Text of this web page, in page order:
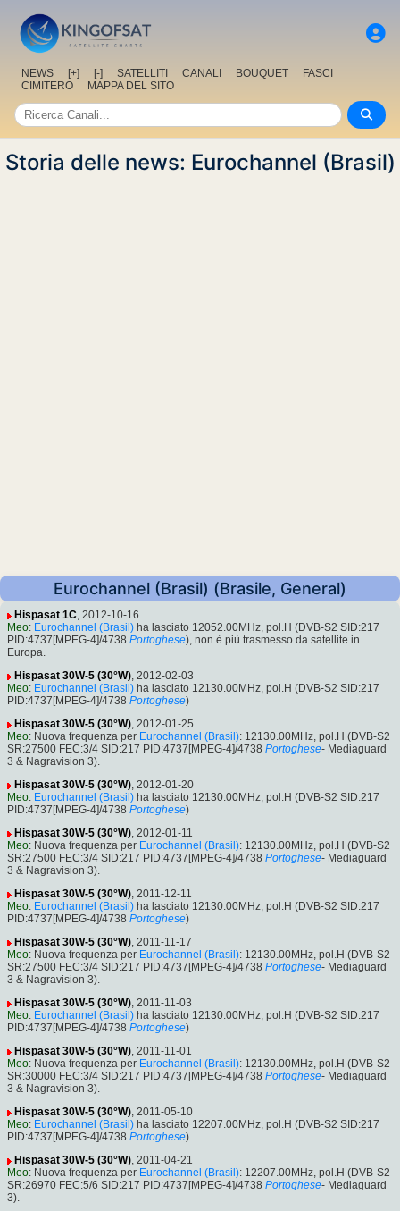
NEWS [+] [-] SATELLITI CANALI BOUQUET
FASCI
CIMITERO
MAPPA DEL SITO
Storia delle news: Eurochannel (Brasil)
Eurochannel (Brasil) (Brasile, General)
Hispasat 1C, 2012-10-16
Meo: Eurochannel (Brasil) ha lasciato 12052.00MHz, pol.H (DVB-S2 SID:217
PID:4737[MPEG-4]/4738 Portoghese), non è più trasmesso da satellite in
Europa.
Hispasat 30W-5 (30°W), 2012-02-03
Meo: Eurochannel (Brasil) ha lasciato 12130.00MHz, pol.H (DVB-S2 SID:217
PID:4737[MPEG-4]/4738 Portoghese)
Hispasat 30W-5 (30°W), 2012-01-25
Meo: Nuova frequenza per Eurochannel (Brasil): 12130.00MHz, pol.H (DVB-S2
SR:27500 FEC:3/4 SID:217 PID:4737[MPEG-4]/4738 Portoghese- Mediaguard
3 & Nagravision 3).
Hispasat 30W-5 (30°W), 2012-01-20
Meo: Eurochannel (Brasil) ha lasciato 12130.00MHz, pol.H (DVB-S2 SID:217
PID:4737[MPEG-4]/4738 Portoghese)
Hispasat 30W-5 (30°W), 2012-01-11
Meo: Nuova frequenza per Eurochannel (Brasil): 12130.00MHz, pol.H (DVB-S2
SR:27500 FEC:3/4 SID:217 PID:4737[MPEG-4]/4738 Portoghese- Mediaguard
3 & Nagravision 3).
Hispasat 30W-5 (30°W), 2011-12-11
Meo: Eurochannel (Brasil) ha lasciato 12130.00MHz, pol.H (DVB-S2 SID:217
PID:4737[MPEG-4]/4738 Portoghese)
Hispasat 30W-5 (30°W), 2011-11-17
Meo: Nuova frequenza per Eurochannel (Brasil): 12130.00MHz, pol.H (DVB-S2
SR:27500 FEC:3/4 SID:217 PID:4737[MPEG-4]/4738 Portoghese- Mediaguard
3 & Nagravision 3).
Hispasat 30W-5 (30°W), 2011-11-03
Meo: Eurochannel (Brasil) ha lasciato 12130.00MHz, pol.H (DVB-S2 SID:217
PID:4737[MPEG-4]/4738 Portoghese)
Hispasat 30W-5 (30°W), 2011-11-01
Meo: Nuova frequenza per Eurochannel (Brasil): 12130.00MHz, pol.H (DVB-S2
SR:30000 FEC:3/4 SID:217 PID:4737[MPEG-4]/4738 Portoghese- Mediaguard
3 & Nagravision 3).
Hispasat 30W-5 (30°W), 2011-05-10
Meo: Eurochannel (Brasil) ha lasciato 12207.00MHz, pol.H (DVB-S2 SID:217
PID:4737[MPEG-4]/4738 Portoghese)
Hispasat 30W-5 (30°W), 2011-04-21
Meo: Nuova frequenza per Eurochannel (Brasil): 12207.00MHz, pol.H (DVB-S2
SR:26970 FEC:5/6 SID:217 PID:4737[MPEG-4]/4738 Portoghese- Mediaguard
3).